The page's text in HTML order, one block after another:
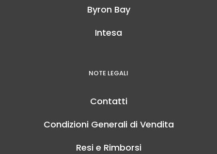
Byron Bay
Intesa
NOTE LEGALI
Contatti
Condizioni Generali di Vendita
Resi e Rimborsi